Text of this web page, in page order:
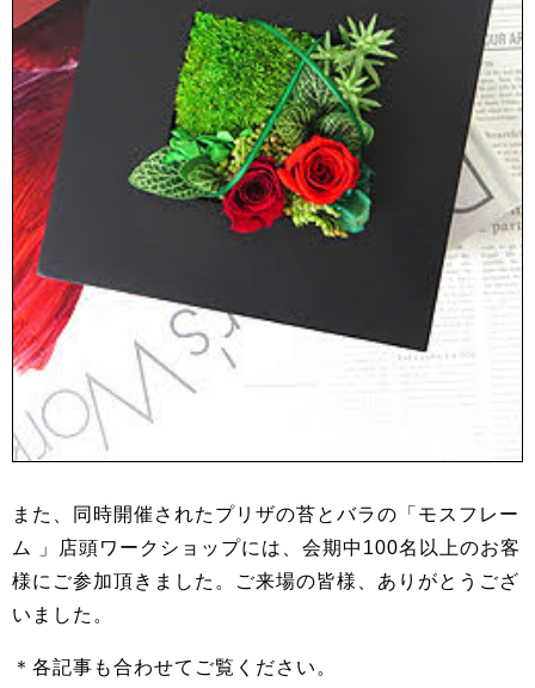
また、同時開催されたプリザの苔とバラの「モスフレー
ム 」店頭ワークショップには、会期中100名以上のお客
様にご参加頂きました。ご来場の皆様、ありがとうござ
いました。
＊各記事も合わせてご覧ください。